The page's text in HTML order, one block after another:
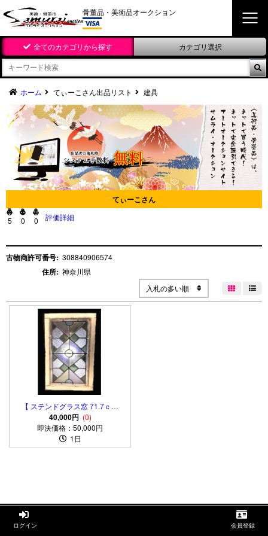
骨董品・美術品オークション
全てのカテゴリから探す カテゴリ選択

ホーム てぃーこさん出品リスト 建具
てぃーこさん

5

0

0 評価詳細
古物商許可番号: 308840906574
住所: 神奈川県
入札の多い順
 
【 ステンドグラス窓 71.7ｃｍ
】 菊花尽し彫りアールデコ 大
正モダン
40,000円 (0)
即決価格：50,000円
1日

ログイン

会員登録